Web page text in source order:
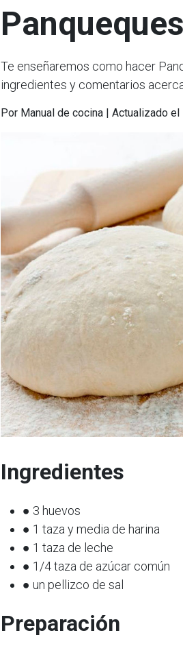
Te enseñaremos como hacer
ingredientes y comentarios
Por Manual de cocina | Actualizado
Ingredientes
● 3 huevos
● 1 taza y media de harina
● 1 taza de leche
● 1/4 taza de azúcar común
● un pellizco de sal
Preparación